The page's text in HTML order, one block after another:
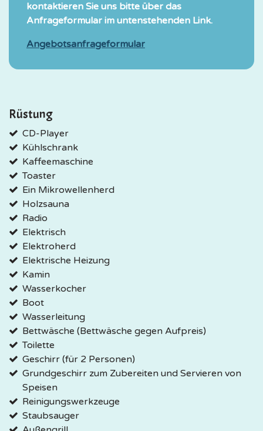
kontaktieren Sie uns bitte über das
Anfrageformular im untenstehenden Link.
Angebotsanfrageformular
Rüstung
CD-Player
Kühlschrank
Kaffeemaschine
Toaster
Ein Mikrowellenherd
Holzsauna
Radio
Elektrisch
Elektroherd
Elektrische Heizung
Kamin
Wasserkocher
Boot
Wasserleitung
Bettwäsche (Bettwäsche gegen Aufpreis)
Toilette
Geschirr (für 2 Personen)
Grundgeschirr zum Zubereiten und Servieren von
Speisen
Reinigungswerkzeuge
Staubsauger